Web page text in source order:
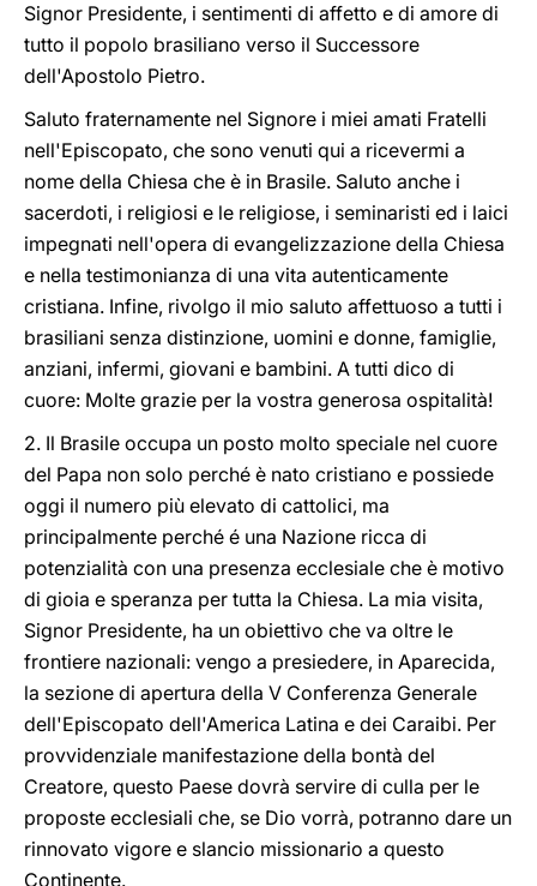
Signor Presidente, i sentimenti di affetto e di amore di
tutto il popolo brasiliano verso il Successore
dell'Apostolo Pietro.
Saluto fraternamente nel Signore i miei amati Fratelli
nell'Episcopato, che sono venuti qui a ricevermi a
nome della Chiesa che è in Brasile. Saluto anche i
sacerdoti, i religiosi e le religiose, i seminaristi ed i laici
impegnati nell'opera di evangelizzazione della Chiesa
e nella testimonianza di una vita autenticamente
cristiana. Infine, rivolgo il mio saluto affettuoso a tutti i
brasiliani senza distinzione, uomini e donne, famiglie,
anziani, infermi, giovani e bambini. A tutti dico di
cuore: Molte grazie per la vostra generosa ospitalità!
2. Il Brasile occupa un posto molto speciale nel cuore
del Papa non solo perché è nato cristiano e possiede
oggi il numero più elevato di cattolici, ma
principalmente perché é una Nazione ricca di
potenzialità con una presenza ecclesiale che è motivo
di gioia e speranza per tutta la Chiesa. La mia visita,
Signor Presidente, ha un obiettivo che va oltre le
frontiere nazionali: vengo a presiedere, in Aparecida,
la sezione di apertura della V Conferenza Generale
dell'Episcopato dell'America Latina e dei Caraibi. Per
provvidenziale manifestazione della bontà del
Creatore, questo Paese dovrà servire di culla per le
proposte ecclesiali che, se Dio vorrà, potranno dare un
rinnovato vigore e slancio missionario a questo
Continente.